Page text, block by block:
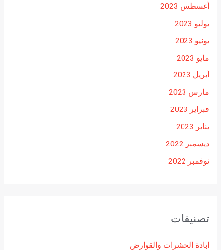
أغسطس 2023
يوليو 2023
يونيو 2023
مايو 2023
أبريل 2023
مارس 2023
فبراير 2023
يناير 2023
ديسمبر 2022
نوفمبر 2022
تصنيفات
ابادة الحشرات والقوارض